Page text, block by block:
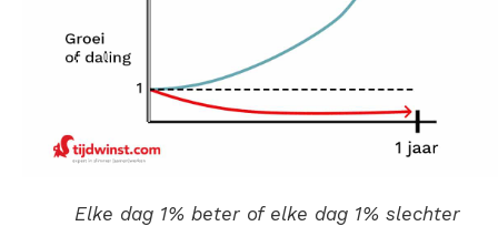
Elke dag 1% beter of elke dag 1% slechter